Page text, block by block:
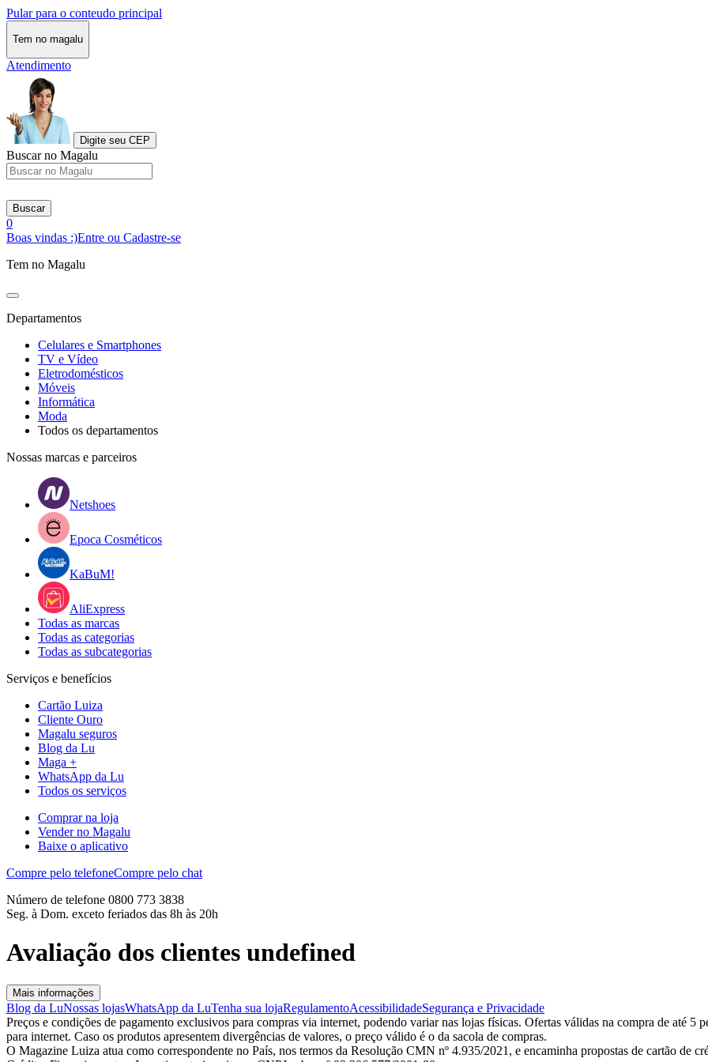
Pular para o conteudo principal
Tem no magalu
Atendimento
Digite seu CEP
Buscar no Magalu
Buscar
0
Boas vindas :)Entre ou Cadastre-se
Tem no Magalu
Departamentos
Celulares e Smartphones
TV e Vídeo
Eletrodomésticos
Móveis
Informática
Moda
Todos os departamentos
Nossas marcas e parceiros
Netshoes
Epoca Cosméticos
KaBuM!
AliExpress
Todas as marcas
Todas as categorias
Todas as subcategorias
Serviços e benefícios
Cartão Luiza
Cliente Ouro
Magalu seguros
Blog da Lu
Maga +
WhatsApp da Lu
Todos os serviços
Comprar na loja
Vender no Magalu
Baixe o aplicativo
Compre pelo telefoneCompre pelo chat
Número de telefone 0800 773 3838
Seg. à Dom. exceto feriados das 8h às 20h
Avaliação dos clientes undefined
Mais informações
Blog da LuNossas lojasWhatsApp da LuTenha sua lojaRegulamentoAcessibilidadeSegurança e Privacidade
Preços e condições de pagamento exclusivos para compras via internet, podendo variar nas lojas físicas. Ofertas válidas na compra de até 5
para internet. Caso os produtos apresentem divergências de valores, o preço válido é o da sacola de compras.
O Magazine Luiza atua como correspondente no País, nos termos da Resolução CMN nº 4.935/2021, e encaminha propostas de cartão de